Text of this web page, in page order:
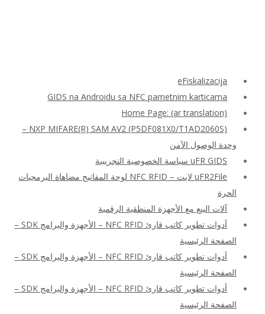
eFiskalizacija
GIDS na Androidu sa NFC pametnim karticama
Home Page: (ar translation)
NXP MIFARE(R) SAM AV2 (P5DF081X0/T1AD2060S) –
وحدة الوصول الآمن
uFR GIDS سياسة الخصوصية التجريبية
uFR2File لايت – NFC RFID لوحة المفاتيح مضاهاة البرمجيات
الحرة
آلات البيع مع الأجهزة المنطقية الرقمية
أدوات تطوير كاتب قارئ NFC RFID – الأجهزة والبرامج SDK –
الصفحة الرئيسية
أدوات تطوير كاتب قارئ NFC RFID – الأجهزة والبرامج SDK –
الصفحة الرئيسية
أدوات تطوير كاتب قارئ NFC RFID – الأجهزة والبرامج SDK –
الصفحة الرئيسية